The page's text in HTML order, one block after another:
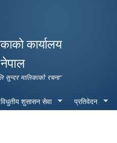
कार्यालय
सुन्दर मालिकाको रचना"
विधुतीय शुसासन सेवा प्रतिवेदन